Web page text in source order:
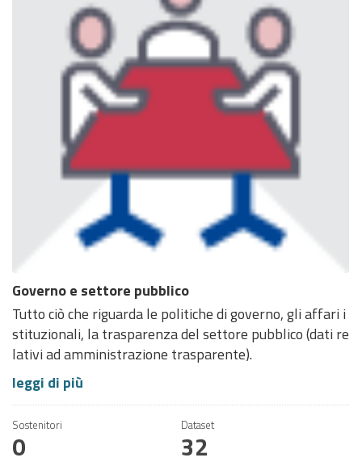
Governo e settore pubblico
Tutto ciò che riguarda le politiche di governo, gli affari i
stituzionali, la trasparenza del settore pubblico (dati re
lativi ad amministrazione trasparente).
leggi di più
Sostenitori
0
Dataset
32